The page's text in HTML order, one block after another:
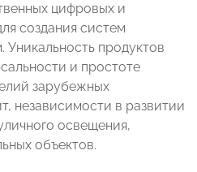
цифровых и
создания систем
продуктов
и простоте
зарубежных
независимости в развитии
освещения,
объектов.